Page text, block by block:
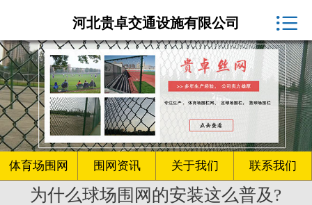
体育场围网厂家
球场围网
客户案例
围网资讯
生产车间
关于我们
河北贵卓交通设施有限公司 
体育场围网 围网资讯 关于我们 联系我们
为什么球场围网的安装这么普及?